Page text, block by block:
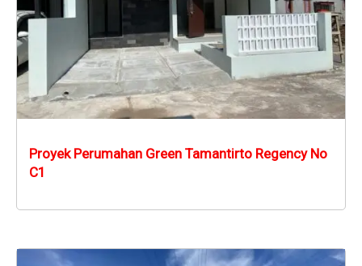
Proyek Perumahan Green Tamantirto Regency No
C1